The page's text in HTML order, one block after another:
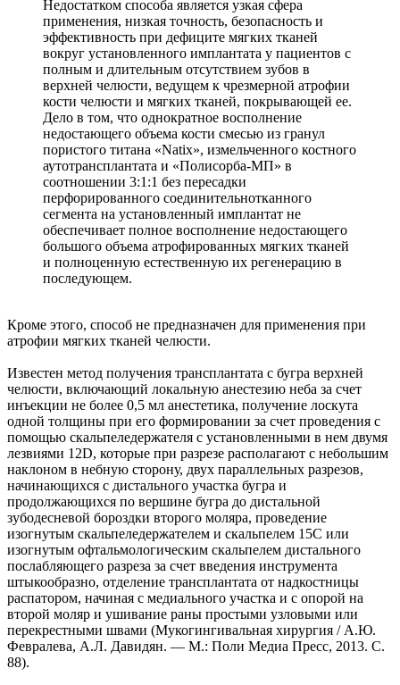
Недостатком способа является узкая сфера
применения, низкая точность, безопасность и
эффективность при дефиците мягких тканей
вокруг установленного имплантата у пациентов с
полным и длительным отсутствием зубов в
верхней челюсти, ведущем к чрезмерной атрофии
кости челюсти и мягких тканей, покрывающей ее.
Дело в том, что однократное восполнение
недостающего объема кости смесью из гранул
пористого титана «Natix», измельченного костного
аутотрансплантата и «Полисорба-МП» в
соотношении 3:1:1 без пересадки
перфорированного соединительнотканного
сегмента на установленный имплантат не
обеспечивает полное восполнение недостающего
большого объема атрофированных мягких тканей
и полноценную естественную их регенерацию в
последующем.
Кроме этого, способ не предназначен для применения при
атрофии мягких тканей челюсти.
Известен метод получения трансплантата с бугра верхней
челюсти, включающий локальную анестезию неба за счет
инъекции не более 0,5 мл анестетика, получение лоскута
одной толщины при его формировании за счет проведения с
помощью скальпеледержателя с установленными в нем двумя
лезвиями 12D, которые при разрезе располагают с небольшим
наклоном в небную сторону, двух параллельных разрезов,
начинающихся с дистального участка бугра и
продолжающихся по вершине бугра до дистальной
зубодесневой бороздки второго моляра, проведение
изогнутым скальпеледержателем и скальпелем 15С или
изогнутым офтальмологическим скальпелем дистального
послабляющего разреза за счет введения инструмента
штыкообразно, отделение трансплантата от надкостницы
распатором, начиная с медиального участка и с опорой на
второй моляр и ушивание раны простыми узловыми или
перекрестными швами (Мукогингивальная хирургия / А.Ю.
Февралева, А.Л. Давидян. — М.: Поли Медиа Пресс, 2013. С.
88).